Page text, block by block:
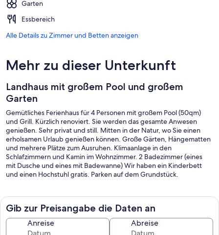
Garten
Essbereich
Alle Details zu Zimmer und Betten anzeigen
Mehr zu dieser Unterkunft
Landhaus mit großem Pool und großem
Garten
Gemütliches Ferienhaus für 4 Personen mit großem Pool (50qm)
und Grill. Kürzlich renoviert. Sie werden das gesamte Anwesen
genießen. Sehr privat und still. Mitten in der Natur, wo Sie einen
erholsamen Urlaub genießen können. Große Gärten, Hängematten
und mehrere Plätze zum Ausruhen. Klimaanlage in den
Schlafzimmern und Kamin im Wohnzimmer. 2 Badezimmer (eines
mit Dusche und eines mit Badewanne) Wir haben ein Kinderbett
und einen Hochstuhl gratis. Parken auf dem Grundstück.
Gib zur Preisangabe die Daten an
Anreise Abreise